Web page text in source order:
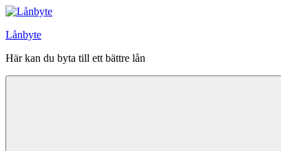
Hoppa
innehåll
Lånbyte
Här kan du byta till ett bättre lån